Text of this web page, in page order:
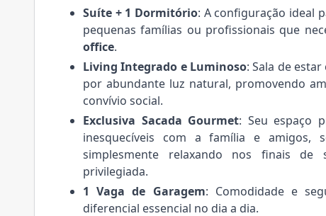
Suíte + 1 Dormitório: A configuração ideal
pequenas famílias ou profissionais que
office.
Living Integrado e Luminoso: Sala de
por abundante luz natural, promovendo
convívio social.
Exclusiva Sacada Gourmet: Seu espaço
inesquecíveis com a família e amigos,
simplesmente relaxando nos finais
privilegiada.
1 Vaga de Garagem: Comodidade e
diferencial essencial no dia a dia.